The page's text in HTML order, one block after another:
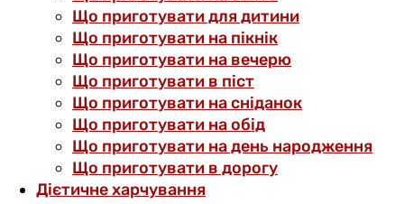
Що приготувати для дитини
Що приготувати на пікнік
Що приготувати на вечерю
Що приготувати в піст
Що приготувати на сніданок
Що приготувати на обід
Що приготувати на день народження
Що приготувати в дорогу
Дієтичне харчування